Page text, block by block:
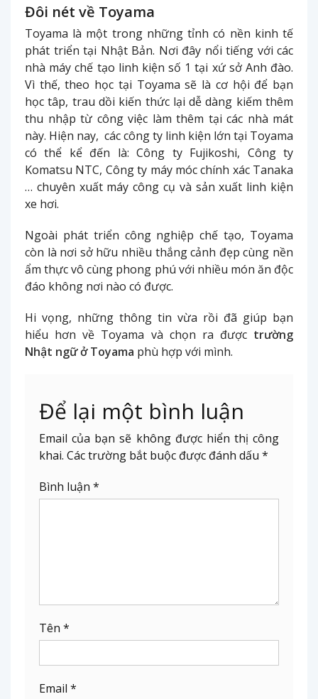
Đôi nét về Toyama
Toyama là một trong những tỉnh có nền kinh tế
phát triển tại Nhật Bản. Nơi đây nổi tiếng với các
nhà máy chế tạo linh kiện số 1 tại xứ sở Anh đào.
Vì thế, theo học tại Toyama sẽ là cơ hội để bạn
học tâp, trau dồi kiến thức lại dễ dàng kiếm thêm
thu nhập từ công việc làm thêm tại các nhà mát
này. Hiện nay, các công ty linh kiện lớn tại Toyama
có thể kể đến là: Công ty Fujikoshi, Công ty
Komatsu NTC, Công ty máy móc chính xác Tanaka
… chuyên xuất máy công cụ và sản xuất linh kiện
xe hơi.
Ngoài phát triển công nghiệp chế tạo, Toyama
còn là nơi sở hữu nhiều thắng cảnh đẹp cùng nền
ẩm thực vô cùng phong phú với nhiều món ăn độc
đáo không nơi nào có được.
Hi vọng, những thông tin vừa rồi đã giúp bạn
hiểu hơn về Toyama và chọn ra được trường
Nhật ngữ ở Toyama phù hợp với mình.
Để lại một bình luận
Email của bạn sẽ không được hiển thị công
khai. Các trường bắt buộc được đánh dấu *
Bình luận *
Tên *
Email *